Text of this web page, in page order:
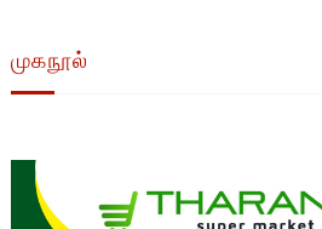
முகநூல்